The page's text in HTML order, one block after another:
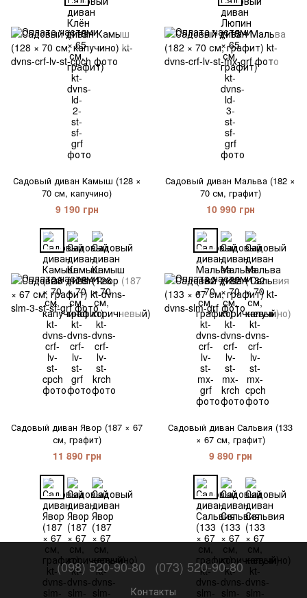
Садовый диван Камыш (128 ×
70 см, капучино)
9 190 грн
Садовый диван Мальва (182 ×
70 см, графит)
10 990 грн
Садовый диван Явор (187 × 67
см, графит)
11 890 грн
Садовый диван Сальвия (133
× 67 см, графит)
9 890 грн
(098) 520-90-80 (073) 520-90-80
Контакты